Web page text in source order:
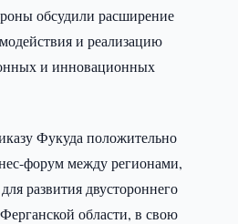
обсудили расширение
и реализацию
и инновационных
Фукуда положительно
форум между регионами,
развития двустороннего
области, в свою